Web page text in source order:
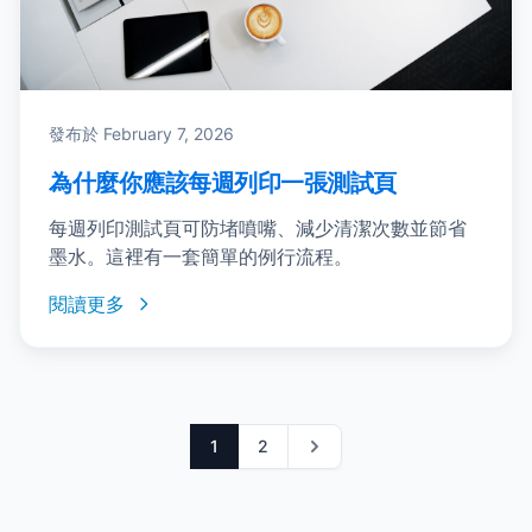
發布於 February 7, 2026
為什麼你應該每週列印一張測試頁
每週列印測試頁可防堵噴嘴、減少清潔次數並節省
墨水。這裡有一套簡單的例行流程。
閱讀更多
1 2 Next